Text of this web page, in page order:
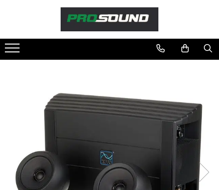
Sonorizare / PA
Adresare publica 100V
Amplificatoare Audio
Ecrane de difuzie
Mixere audio
Monitorizare In-Ear
Pickup-uri, platane & accesorii
Playere si Recordere